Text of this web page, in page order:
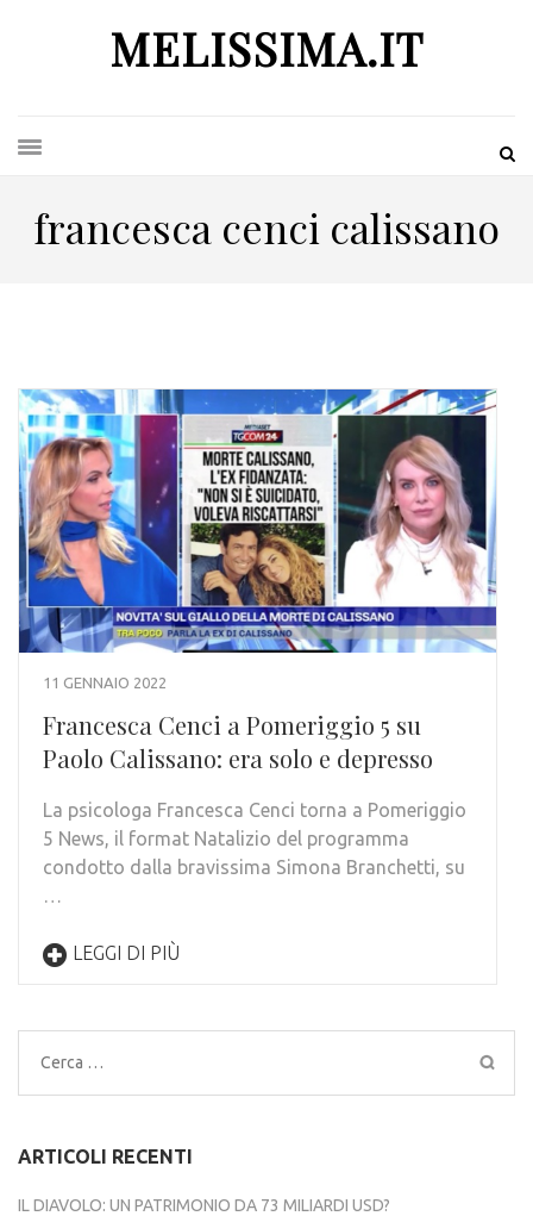
MELISSIMA.IT
francesca cenci calissano
11 GENNAIO 2022
Francesca Cenci a Pomeriggio 5 su
Paolo Calissano: era solo e depresso
La psicologa Francesca Cenci torna a Pomeriggio
5 News, il format Natalizio del programma
condotto dalla bravissima Simona Branchetti, su
…
LEGGI DI PIÙ
Ricerca
per:
ARTICOLI RECENTI
IL DIAVOLO: UN PATRIMONIO DA 73 MILIARDI USD?